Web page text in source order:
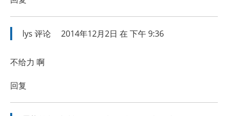
lys 评论 2014年12月2日 在 下午 9:36
不给力 啊
回复